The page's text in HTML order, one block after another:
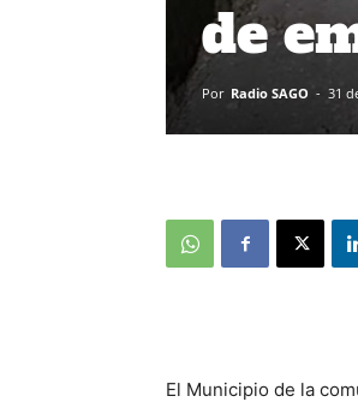
de
Por Radio SAGO - 31
El Municipio de la